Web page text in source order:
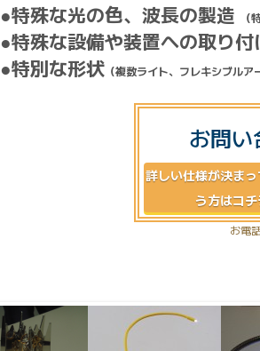
●特殊な光の色、波長の製造 （
●特殊な設備や装置への取り付
●特別な形状 （複数ライト、フレキシブル
お問
詳しい仕様が決ま
う方はコチ
お電